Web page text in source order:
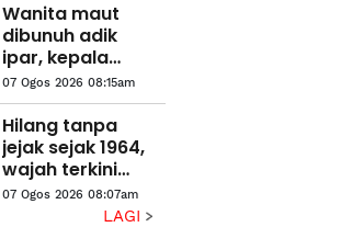
Wanita maut
dibunuh adik
ipar, kepala
dipenggal dan
digantung atas
pokok
07 Ogos 2026 08:15am
Hilang tanpa
jejak sejak 1964,
wajah terkini
pemandu bas
07 Ogos 2026 08:07am
LAGI